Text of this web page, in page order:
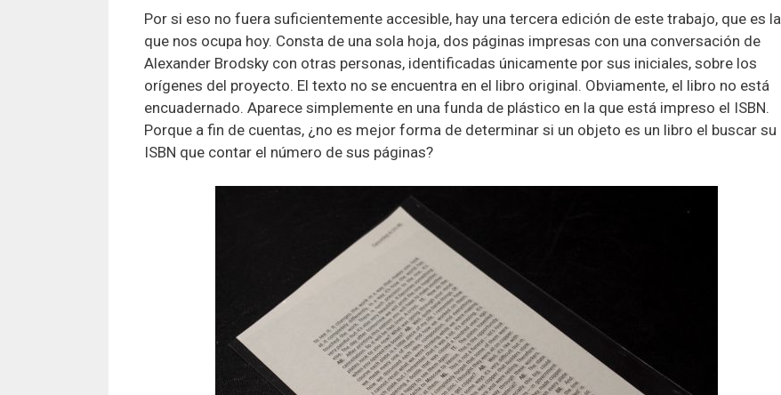
Por si eso no fuera suficientemente accesible, hay una tercera edición de este trabajo, que es la
que nos ocupa hoy. Consta de una sola hoja, dos páginas impresas con una conversación de
Alexander Brodsky con otras personas, identificadas únicamente por sus iniciales, sobre los
orígenes del proyecto. El texto no se encuentra en el libro original. Obviamente, el libro no está
encuadernado. Aparece simplemente en una funda de plástico en la que está impreso el ISBN.
Porque a fin de cuentas, ¿no es mejor forma de determinar si un objeto es un libro el buscar su
ISBN que contar el número de sus páginas?